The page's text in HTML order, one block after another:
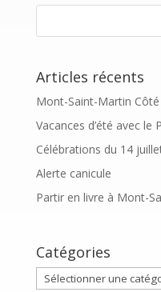
Articles récents
Mont-Saint-Martin
Vacances d’été avec le
Célébrations du 14
Alerte canicule
Partir en livre à Mont-
Catégories
Catégories